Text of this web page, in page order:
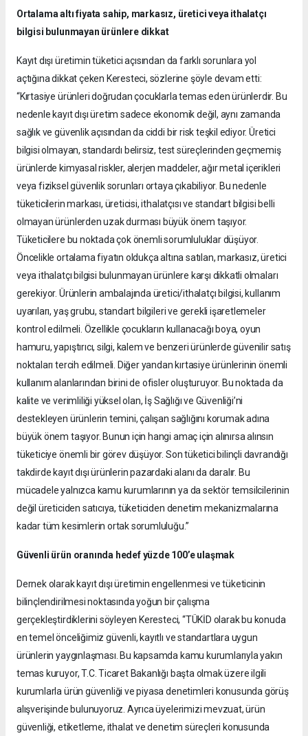
Ortalama altı fiyata sahip, markasız, üretici veya ithalatçı
bilgisi bulunmayan ürünlere dikkat
Kayıt dışı üretimin tüketici açısından da farklı sorunlara yol
açtığına dikkat çeken Keresteci, sözlerine şöyle devam etti:
“Kırtasiye ürünleri doğrudan çocuklarla temas eden ürünlerdir. Bu
nedenle kayıt dışı üretim sadece ekonomik değil, aynı zamanda
sağlık ve güvenlik açısından da ciddi bir risk teşkil ediyor. Üretici
bilgisi olmayan, standardı belirsiz, test süreçlerinden geçmemiş
ürünlerde kimyasal riskler, alerjen maddeler, ağır metal içerikleri
veya fiziksel güvenlik sorunları ortaya çıkabiliyor. Bu nedenle
tüketicilerin markası, üreticisi, ithalatçısı ve standart bilgisi belli
olmayan ürünlerden uzak durması büyük önem taşıyor.
Tüketicilere bu noktada çok önemli sorumluluklar düşüyor.
Öncelikle ortalama fiyatın oldukça altına satılan, markasız, üretici
veya ithalatçı bilgisi bulunmayan ürünlere karşı dikkatli olmaları
gerekiyor. Ürünlerin ambalajında üretici/ithalatçı bilgisi, kullanım
uyarıları, yaş grubu, standart bilgileri ve gerekli işaretlemeler
kontrol edilmeli. Özellikle çocukların kullanacağı boya, oyun
hamuru, yapıştırıcı, silgi, kalem ve benzeri ürünlerde güvenilir satış
noktaları tercih edilmeli. Diğer yandan kırtasiye ürünlerinin önemli
kullanım alanlarından birini de ofisler oluşturuyor. Bu noktada da
kalite ve verimliliği yüksel olan, İş Sağlığı ve Güvenliği’ni
destekleyen ürünlerin temini, çalışan sağlığını korumak adına
büyük önem taşıyor. Bunun için hangi amaç için alınırsa alınsın
tüketiciye önemli bir görev düşüyor. Son tüketici bilinçli davrandığı
takdirde kayıt dışı ürünlerin pazardaki alanı da daralır. Bu
mücadele yalnızca kamu kurumlarının ya da sektör temsilcilerinin
değil üreticiden satıcıya, tüketiciden denetim mekanizmalarına
kadar tüm kesimlerin ortak sorumluluğu.”
Güvenli ürün oranında hedef yüzde 100’e ulaşmak
Dernek olarak kayıt dışı üretimin engellenmesi ve tüketicinin
bilinçlendirilmesi noktasında yoğun bir çalışma
gerçekleştirdiklerini söyleyen Keresteci, “TÜKİD olarak bu konuda
en temel önceliğimiz güvenli, kayıtlı ve standartlara uygun
ürünlerin yaygınlaşması. Bu kapsamda kamu kurumlarıyla yakın
temas kuruyor, T.C. Ticaret Bakanlığı başta olmak üzere ilgili
kurumlarla ürün güvenliği ve piyasa denetimleri konusunda görüş
alışverişinde bulunuyoruz. Ayrıca üyelerimizi mevzuat, ürün
güvenliği, etiketleme, ithalat ve denetim süreçleri konusunda